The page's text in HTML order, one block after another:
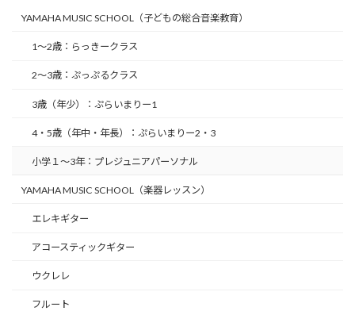
YAMAHA MUSIC SCHOOL（子どもの総合音楽教育）
1～2歳：らっきークラス
2～3歳：ぷっぷるクラス
3歳（年少）：ぷらいまりー1
4・5歳（年中・年長）：ぷらいまりー2・3
小学１～3年：プレジュニアパーソナル
YAMAHA MUSIC SCHOOL（楽器レッスン）
エレキギター
アコースティックギター
ウクレレ
フルート